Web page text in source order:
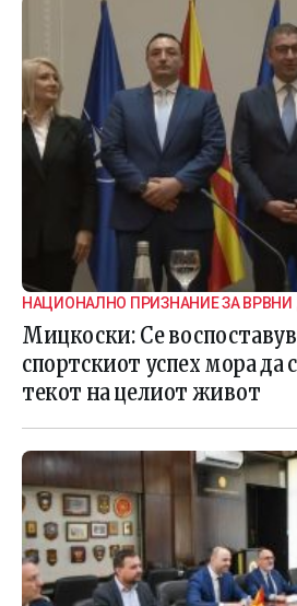
НАЦИОНАЛНО ПРИЗНАНИЕ ЗА
Мицкоски: Се
спортскиот успех мора да
текот на целиот живот